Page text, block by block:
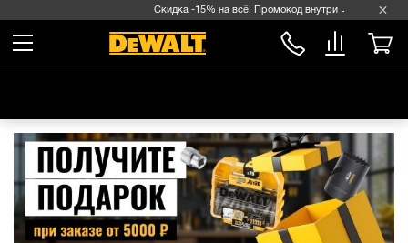
Скидка -15% на всё! Промокод внутри →